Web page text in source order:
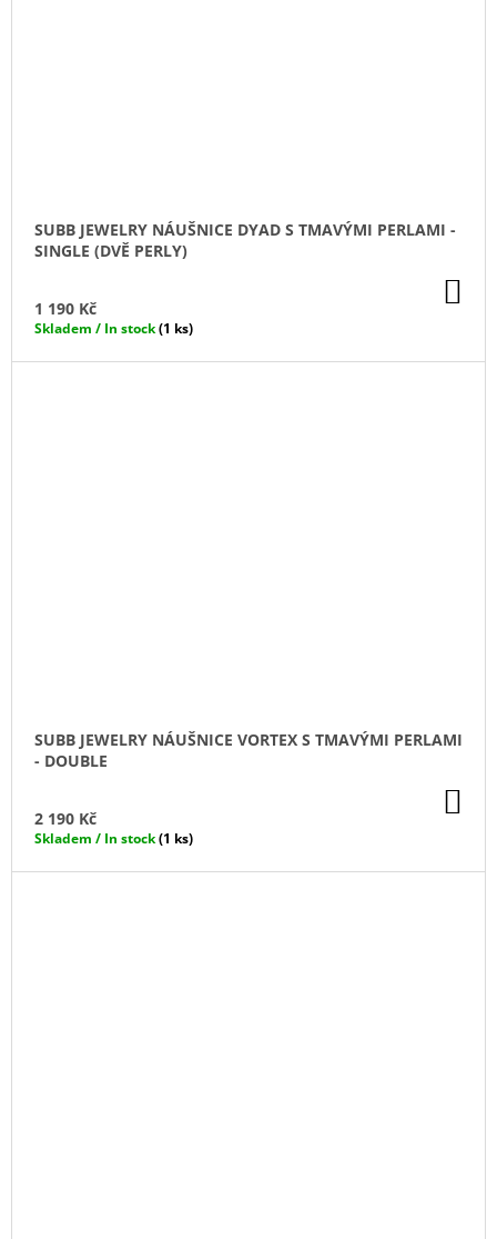
SUBB JEWELRY NÁUŠNICE DYAD S TMAVÝMI PERLAMI -
SINGLE (DVĚ PERLY)
1 190 Kč
Skladem / In stock(1 ks)
SUBB JEWELRY NÁUŠNICE VORTEX S TMAVÝMI PERLAMI
- DOUBLE
2 190 Kč
Skladem / In stock(1 ks)